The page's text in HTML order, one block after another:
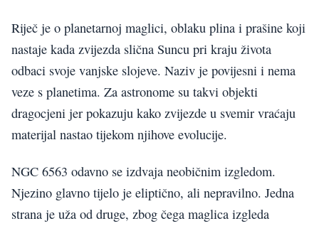
Riječ je o planetarnoj maglici, oblaku plina i prašine koji
nastaje kada zvijezda slična Suncu pri kraju života
odbaci svoje vanjske slojeve. Naziv je povijesni i nema
veze s planetima. Za astronome su takvi objekti
dragocjeni jer pokazuju kako zvijezde u svemir vraćaju
materijal nastao tijekom njihove evolucije.
NGC 6563 odavno se izdvaja neobičnim izgledom.
Njezino glavno tijelo je eliptično, ali nepravilno. Jedna
strana je uža od druge, zbog čega maglica izgleda